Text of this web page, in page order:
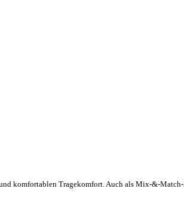
komfortablen Tragekomfort. Auch als Mix-&-